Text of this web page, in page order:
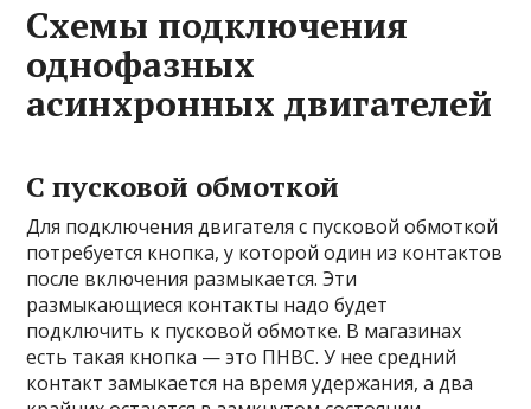
Схемы подключения
однофазных
асинхронных двигателей
С пусковой обмоткой
Для подключения двигателя с пусковой обмоткой
потребуется кнопка, у которой один из контактов
после включения размыкается. Эти
размыкающиеся контакты надо будет
подключить к пусковой обмотке. В магазинах
есть такая кнопка — это ПНВС. У нее средний
контакт замыкается на время удержания, а два